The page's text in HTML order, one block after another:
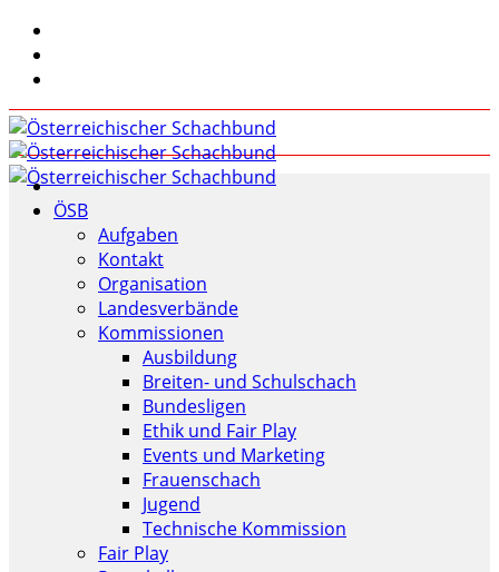
ÖSB
Aufgaben
Kontakt
Organisation
Landesverbände
Kommissionen
Ausbildung
Breiten- und Schulschach
Bundesligen
Ethik und Fair Play
Events und Marketing
Frauenschach
Jugend
Technische Kommission
Fair Play